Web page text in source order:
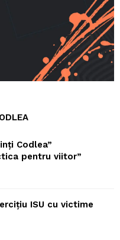
Codlea”
pentru viitor”
ISU cu victime